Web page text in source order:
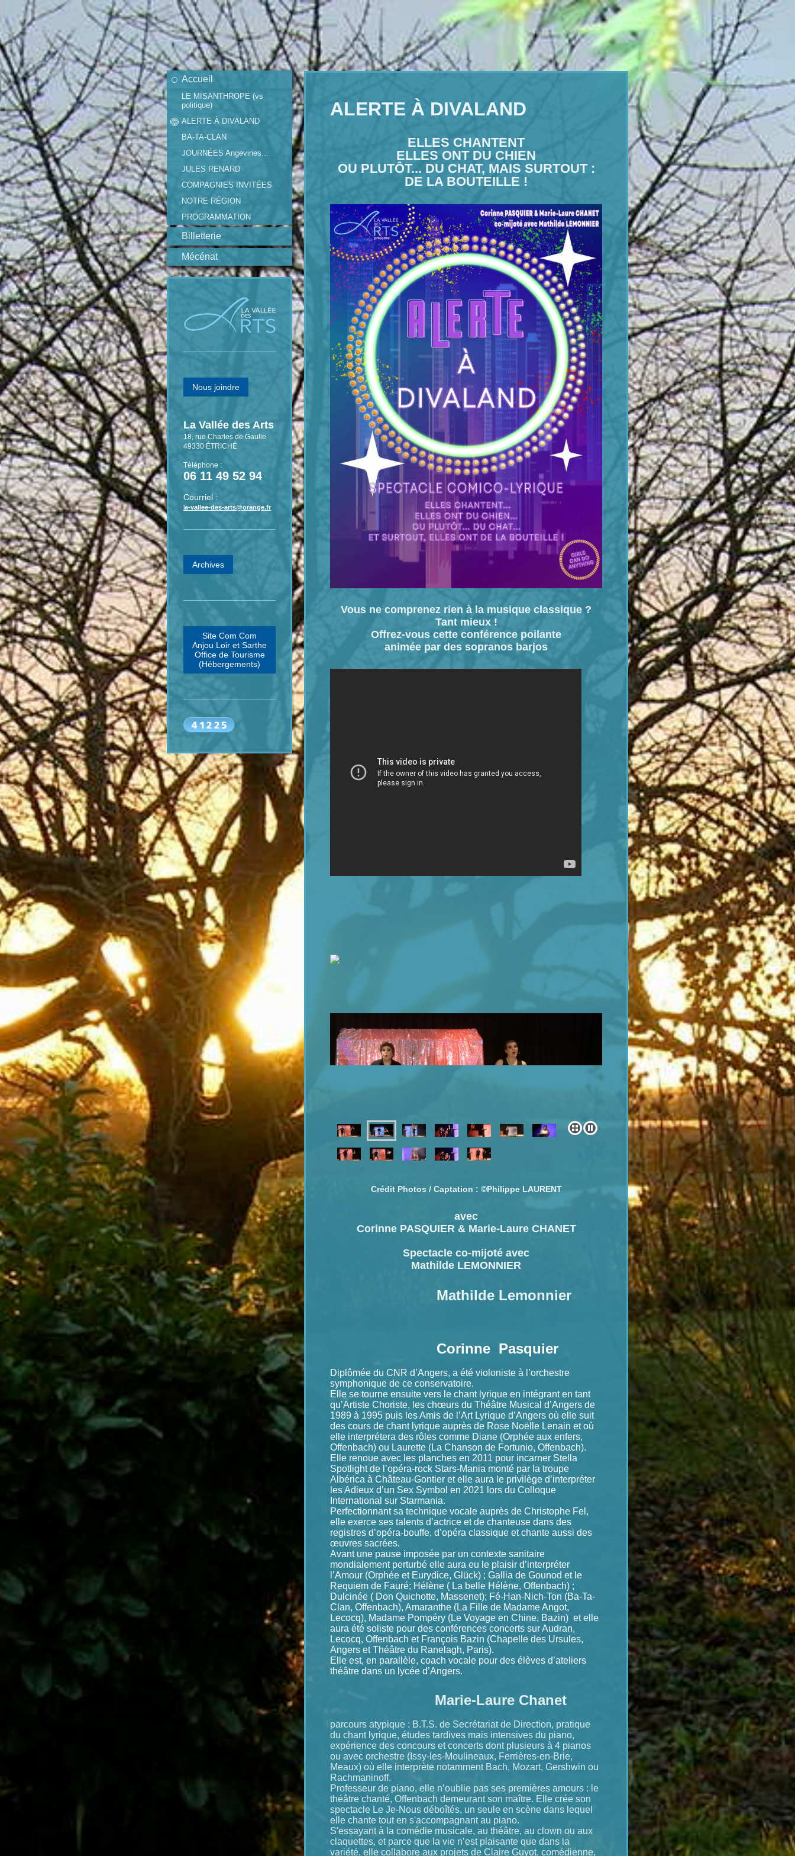
Accueil
LE MISANTHROPE (vs
politique)
ALERTE À DIVALAND
BA-TA-CLAN
JOURNÉES Angevines...
JULES RENARD
COMPAGNIES INVITÉES
NOTRE RÉGION
PROGRAMMATION
Billetterie
Mécénat
Nous joindre
La Vallée des Arts
18, rue Charles de Gaulle
49330 ÉTRICHÉ
Téléphone :
06 11 49 52 94
Courriel :
la-vallee-des-arts@orange.fr
Archives
Site Com Com
Anjou Loir et Sarthe
Office de Tourisme
(Hébergements)
ALERTE À DIVALAND
ELLES CHANTENT
ELLES ONT DU CHIEN
OU PLUTÔT... DU CHAT, MAIS SURTOUT :
DE LA BOUTEILLE !
Vous ne comprenez rien à la musique classique ?
Tant mieux !
Offrez-vous cette conférence poilante
animée par des sopranos barjos
Crédit Photos / Captation : ©Philippe LAURENT
avec
Corinne PASQUIER & Marie-Laure CHANET
Spectacle co-mijoté avec
Mathilde LEMONNIER
Mathilde Lemonnier
Corinne Pasquier
Diplômée du CNR d’Angers, a été violoniste à l’orchestre
symphonique de ce conservatoire.
Elle se tourne ensuite vers le chant lyrique en intégrant en tant
qu’Artiste Choriste, les chœurs du Théâtre Musical d’Angers de
1989 à 1995 puis les Amis de l’Art Lyrique d’Angers où elle suit
des cours de chant lyrique auprès de Rose Noëlle Lenain et où
elle interprétera des rôles comme Diane (Orphée aux enfers,
Offenbach) ou Laurette (La Chanson de Fortunio, Offenbach).
Elle renoue avec les planches en 2011 pour incarner Stella
Spotlight de l’opéra-rock Stars-Mania monté par la troupe
Albérica à Château-Gontier et elle aura le privilège d’interpréter
les Adieux d’un Sex Symbol en 2021 lors du Colloque
International sur Starmania.
Perfectionnant sa technique vocale auprès de Christophe Fel,
elle exerce ses talents d’actrice et de chanteuse dans des
registres d’opéra-bouffe, d’opéra classique et chante aussi des
œuvres sacrées.
Avant une pause imposée par un contexte sanitaire
mondialement perturbé elle aura eu le plaisir d’interpréter
l’Amour (Orphée et Eurydice, Glück) ; Gallia de Gounod et le
Requiem de Fauré; Hélène ( La belle Hélène, Offenbach) ;
Dulcinée ( Don Quichotte, Massenet); Fé-Han-Nich-Ton (Ba-Ta-
Clan, Offenbach), Amaranthe (La Fille de Madame Angot,
Lecocq), Madame Pompéry (Le Voyage en Chine, Bazin) et elle
aura été soliste pour des conférences concerts sur Audran,
Lecocq, Offenbach et François Bazin (Chapelle des Ursules,
Angers et Théâtre du Ranelagh, Paris).
Elle est, en parallèle, coach vocale pour des élèves d’ateliers
théâtre dans un lycée d’Angers.
Marie-Laure Chanet
parcours atypique : B.T.S. de Secrétariat de Direction, pratique
du chant lyrique, études tardives mais intensives du piano,
expérience des concours et concerts dont plusieurs à 4 pianos
ou avec orchestre (Issy-les-Moulineaux, Ferrières-en-Brie,
Meaux) où elle interprète notamment Bach, Mozart, Gershwin ou
Rachmaninoff.
Professeur de piano, elle n’oublie pas ses premières amours : le
théâtre chanté, Offenbach demeurant son maître. Elle crée son
spectacle Le Je-Nous déboîtés, un seule en scène dans lequel
elle chante tout en s'accompagnant au piano.
S'essayant à la comédie musicale, au théâtre, au clown ou aux
claquettes, et parce que la vie n’est plaisante que dans la
variété, elle collabore aux projets de Claire Guyot, comédienne,